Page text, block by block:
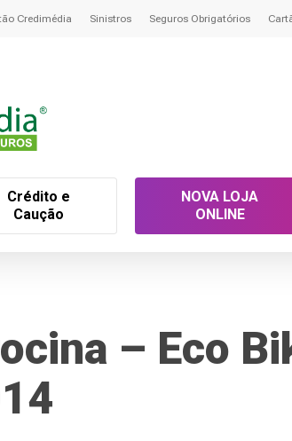
Credimédia Sinistros Seguros Obrigatórios
Crédito e
Caução
NOVA LOJA
ONLINE
– Eco